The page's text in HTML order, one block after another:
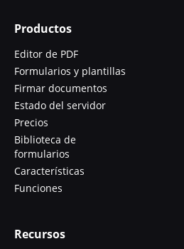
Productos
Editor de PDF
Formularios y plantillas
Firmar documentos
Estado del servidor
Precios
Biblioteca de
formularios
Características
Funciones
Recursos